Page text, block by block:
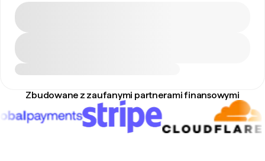
Zbudowane z zaufanymi partnerami finansowymi